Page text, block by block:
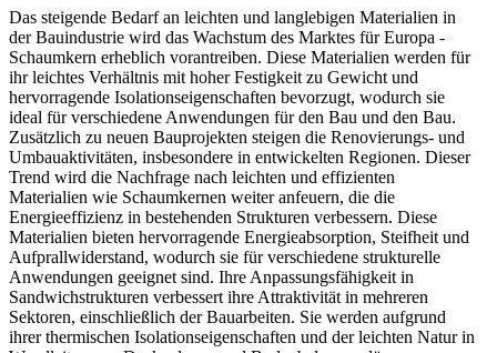
Das steigende Bedarf an leichten und langlebigen Materialien in
der Bauindustrie wird das Wachstum des Marktes für Europa -
Schaumkern erheblich vorantreiben. Diese Materialien werden für
ihr leichtes Verhältnis mit hoher Festigkeit zu Gewicht und
hervorragende Isolationseigenschaften bevorzugt, wodurch sie
ideal für verschiedene Anwendungen für den Bau und den Bau.
Zusätzlich zu neuen Bauprojekten steigen die Renovierungs- und
Umbauaktivitäten, insbesondere in entwickelten Regionen. Dieser
Trend wird die Nachfrage nach leichten und effizienten
Materialien wie Schaumkernen weiter anfeuern, die die
Energieeffizienz in bestehenden Strukturen verbessern. Diese
Materialien bieten hervorragende Energieabsorption, Steifheit und
Aufprallwiderstand, wodurch sie für verschiedene strukturelle
Anwendungen geeignet sind. Ihre Anpassungsfähigkeit in
Sandwichstrukturen verbessert ihre Attraktivität in mehreren
Sektoren, einschließlich der Bauarbeiten. Sie werden aufgrund
ihrer thermischen Isolationseigenschaften und der leichten Natur in